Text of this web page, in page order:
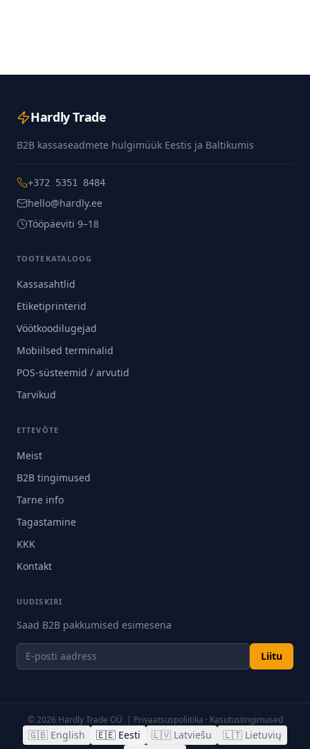
Hardly Trade
B2B kassaseadmete hulgimüük Eestis ja Baltikumis
+372 5351 8484
hello@hardly.ee
Tööpäeviti 9–18
TOOTEKATALOOG
Kassasahtlid
Etiketiprinterid
Vöötkoodilugejad
Mobiilsed terminalid
POS-süsteemid / arvutid
Tarvikud
ETTEVÕTE
Meist
B2B tingimused
Tarne info
Tagastamine
KKK
Kontakt
UUDISKIRI
Saad B2B pakkumised esimesena
Liitu
©2026 Hardly Trade OÜ | Privaatsuspoliitika · Kasutustingimused
🇬🇧 English 🇪🇪 Eesti 🇱🇻 Latviešu 🇱🇹 Lietuvių